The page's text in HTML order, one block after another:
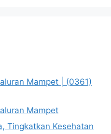
Mampet | (0361)
Mampet
Tingkatkan Kesehatan